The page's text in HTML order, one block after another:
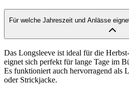
Für welche Jahreszeit und Anlässe
Das Longsleeve ist ideal für die
eignet sich perfekt für lange Tage im
Es funktioniert auch hervorragend als
oder Strickjacke.